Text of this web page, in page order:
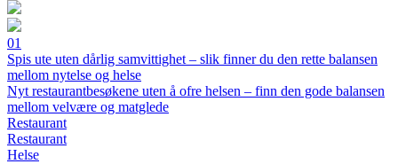
01
Spis ute uten dårlig samvittighet – slik finner du den rette balansen
mellom nytelse og helse
Nyt restaurantbesøkene uten å ofre helsen – finn den gode balansen
mellom velvære og matglede
Restaurant
Restaurant
Helse